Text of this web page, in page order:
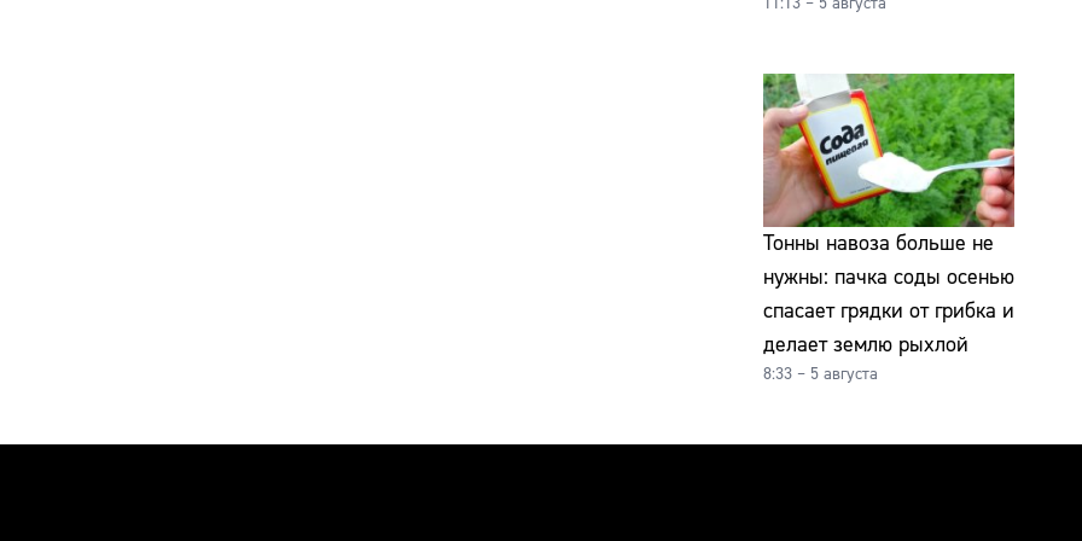
Тонны навоза больше не
нужны: пачка соды осенью
спасает грядки от грибка и
делает землю рыхлой
8:33 – 5 августа